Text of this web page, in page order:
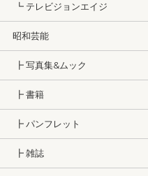
┗ テレビジョンエイジ
昭和芸能
┣ 写真集&ムック
┣ 書籍
┣ パンフレット
┣ 雑誌